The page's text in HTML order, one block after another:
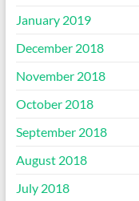
January 2019
December 2018
November 2018
October 2018
September 2018
August 2018
July 2018